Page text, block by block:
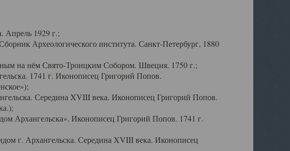
Апрель 1929 г.;
Археологического института. Санкт-Петербург, 1880
на нём Свято-Троицким Собором. Швеция. 1750 г.;
1741 г. Иконописец Григорий Попов.
Середина XVIII века. Иконописец Григорий Попов.
Архангельска». Иконописец Григорий Попов. 1741 г.
г. Архангельска. Середина XVIII века. Иконописец